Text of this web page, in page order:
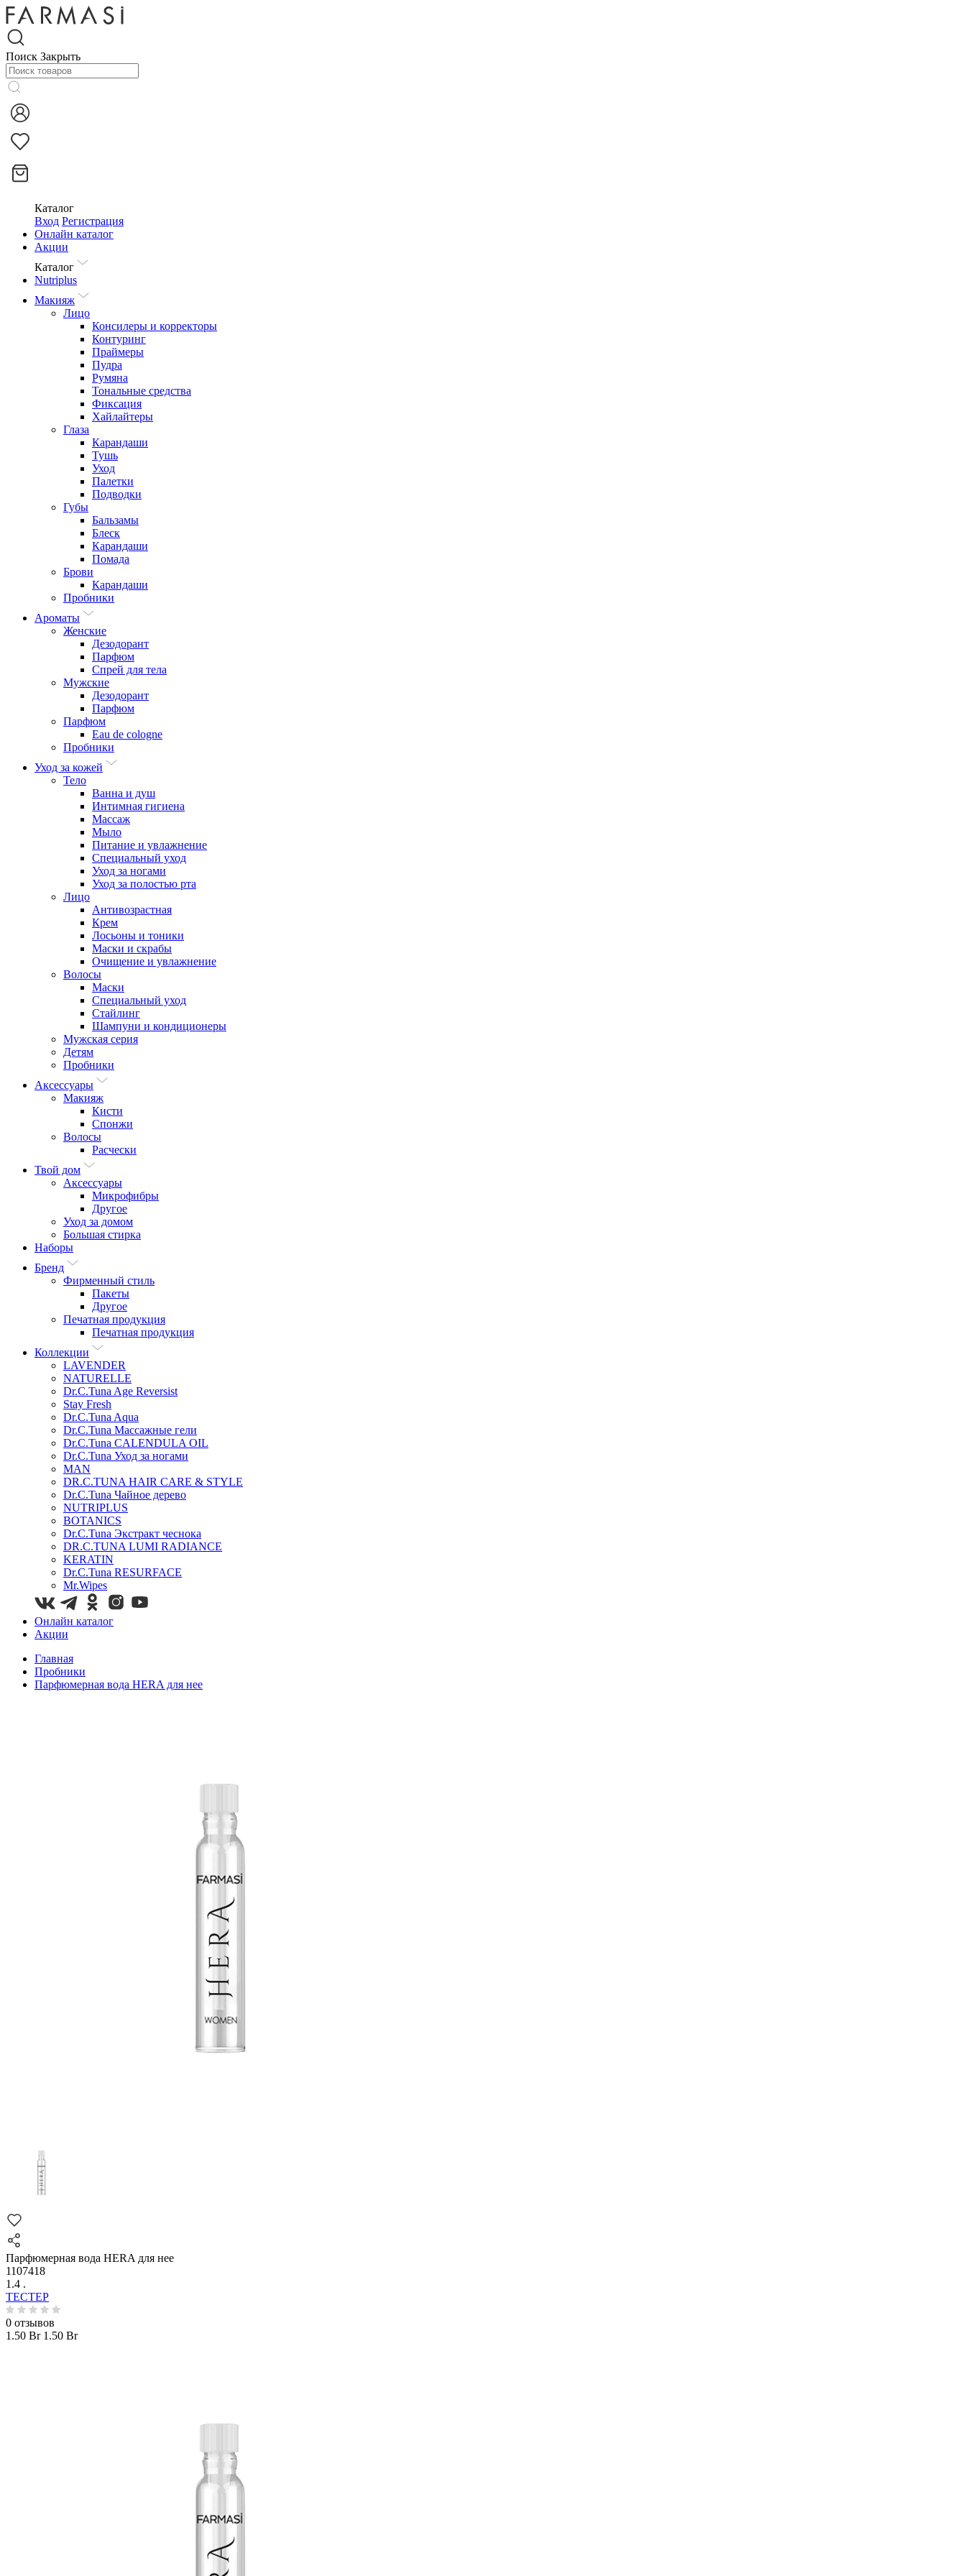
Поиск Закрыть
Каталог
Вход Регистрация
Онлайн каталог
Акции
Каталог
Nutriplus
Макияж
Лицо
Консилеры и корректоры
Контуринг
Праймеры
Пудра
Румяна
Тональные средства
Фиксация
Хайлайтеры
Глаза
Карандаши
Тушь
Уход
Палетки
Подводки
Губы
Бальзамы
Блеск
Карандаши
Помада
Брови
Карандаши
Пробники
Ароматы
Женские
Дезодорант
Парфюм
Спрей для тела
Мужские
Дезодорант
Парфюм
Парфюм
Eau de cologne
Пробники
Уход за кожей
Тело
Ванна и душ
Интимная гигиена
Массаж
Мыло
Питание и увлажнение
Специальный уход
Уход за ногами
Уход за полостью рта
Лицо
Антивозрастная
Крем
Лосьоны и тоники
Маски и скрабы
Очищение и увлажнение
Волосы
Маски
Специальный уход
Стайлинг
Шампуни и кондиционеры
Мужская серия
Детям
Пробники
Аксессуары
Макияж
Кисти
Спонжи
Волосы
Расчески
Твой дом
Аксессуары
Микрофибры
Другое
Уход за домом
Большая стирка
Наборы
Бренд
Фирменный стиль
Пакеты
Другое
Печатная продукция
Печатная продукция
Коллекции
LAVENDER
NATURELLE
Dr.C.Tuna Age Reversist
Stay Fresh
Dr.C.Tuna Aqua
Dr.C.Tuna Массажные гели
Dr.C.Tuna CALENDULA OIL
Dr.C.Tuna Уход за ногами
MAN
DR.C.TUNA HAIR CARE & STYLE
Dr.C.Tuna Чайное дерево
NUTRIPLUS
BOTANICS
Dr.C.Tuna Экстракт чеснока
DR.C.TUNA LUMI RADIANCE
KERATIN
Dr.C.Tuna RESURFACE
Mr.Wipes
Онлайн каталог
Акции
Главная
Пробники
Парфюмерная вода HERA для нее
Парфюмерная вода HERA для нее
1107418
1.4 .
ТЕСТЕР
0 отзывов
1.50 Br 1.50 Br